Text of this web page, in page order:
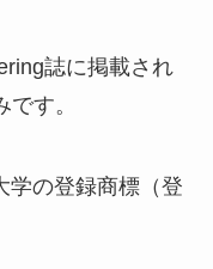
誌に掲載され
す。
学の登録商標（登